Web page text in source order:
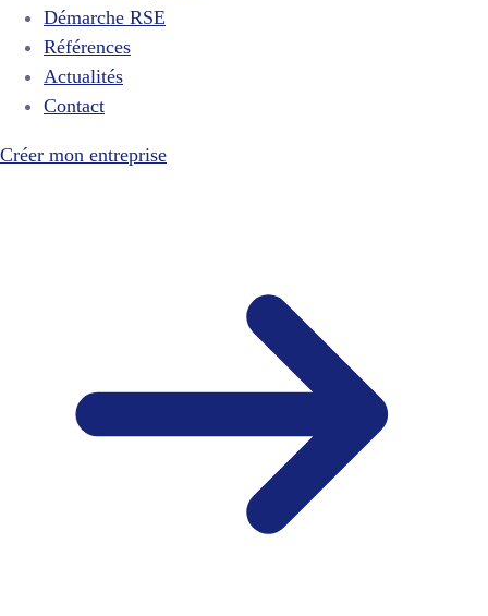
Démarche RSE
Références
Actualités
Contact
Créer mon entreprise